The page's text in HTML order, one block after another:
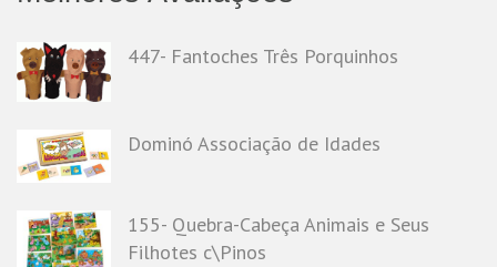
447- Fantoches Três Porquinhos
Dominó Associação de Idades
155- Quebra-Cabeça Animais e Seus
Filhotes c\Pinos